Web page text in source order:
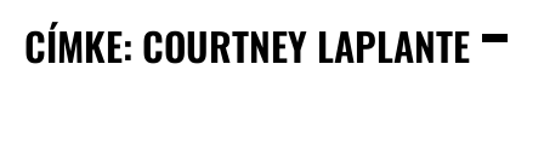
CÍMKE: COURTNEY LAPLANTE